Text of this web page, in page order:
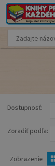
Dostupnosť:
Zoradiť podľa:
Zobrazenie